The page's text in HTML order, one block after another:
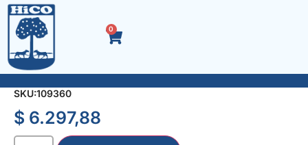
0
LLANA DENTADA 8 x 8 mm.
SKU:109360
$ 6.297,88